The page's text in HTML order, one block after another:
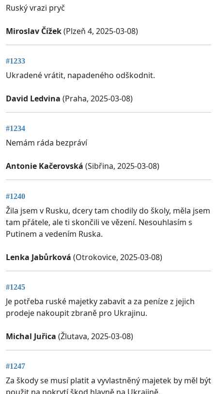
Ruský vrazi pryč
Miroslav Čížek(Plzeň 4, 2025-03-08)
#1233
Ukradené vrátit, napadeného odškodnit.
David Ledvina (Praha, 2025-03-08)
#1234
Nemám ráda bezpráví
Antonie Kačerovská (Sibřina, 2025-03-08)
#1240
Žila jsem v Rusku, dcery tam chodily do školy, měla jsem
tam přátele, ale ti skončili ve vězení. Nesouhlasím s
Putinem a vedením Ruska.
Lenka Jabůrková (Otrokovice, 2025-03-08)
#1245
Je potřeba ruské majetky zabavit a za peníze z jejich
prodeje nakoupit zbraně pro Ukrajinu.
Michal Juřica (Žlutava, 2025-03-08)
#1247
Za škody se musí platit a vyvlastněný majetek by měl být